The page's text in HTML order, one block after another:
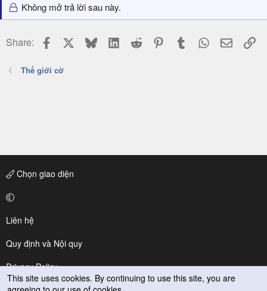
Không mở trả lời sau này.
Share: Facebook BlueskyLinkedIn
Reddit PinterestTumblr WhatsApp
Email
Thế giới cờ
Chọn giao diện
Liên hệ
Quy định và Nội quy
Privacy Policy
This site uses cookies. By continuing to use this site, you are